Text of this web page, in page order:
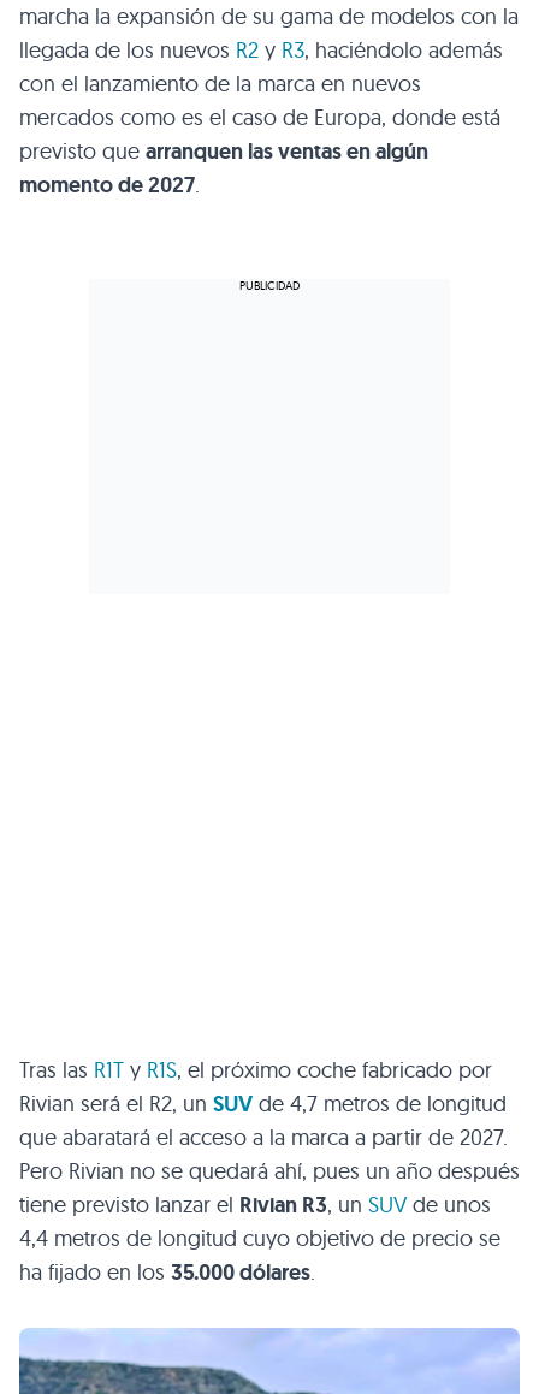
marcha la expansión de su gama de modelos con la
llegada de los nuevos R2 y R3, haciéndolo además
con el lanzamiento de la marca en nuevos
mercados como es el caso de Europa, donde está
previsto que arranquen las ventas en algún
momento de 2027.
Tras las R1T y R1S, el próximo coche fabricado por
Rivian será el R2, un SUV de 4,7 metros de longitud
que abaratará el acceso a la marca a partir de 2027.
Pero Rivian no se quedará ahí, pues un año después
tiene previsto lanzar el Rivian R3, un SUVde unos
4,4 metros de longitud cuyo objetivo de precio se
ha fijado en los 35.000 dólares.